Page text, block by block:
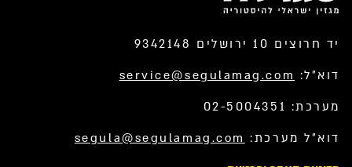
יד חרוצים 10 ירושלים 9342148
דוא”ל: service@segulamag.com
מערכת: 02-5004351
דוא”ל מערכת: segula@segulamag.com